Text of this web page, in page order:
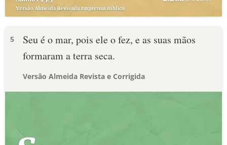
5
Seu é o mar, pois ele o fez, e as suas mãos
formaram a terra seca.
Versão Almeida Revista e Corrigida